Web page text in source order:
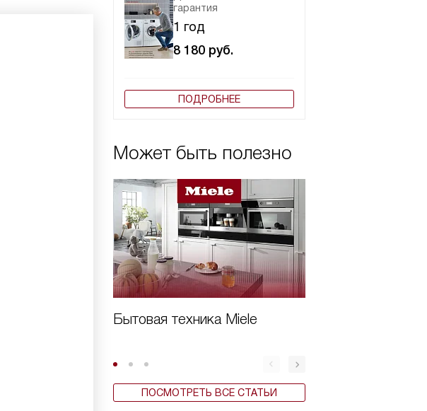
гарантия
1 год
8 180 руб.
ПОДРОБНЕЕ
Может быть полезно
Бытовая техника Miele
ПОСМОТРЕТЬ ВСЕ СТАТЬИ